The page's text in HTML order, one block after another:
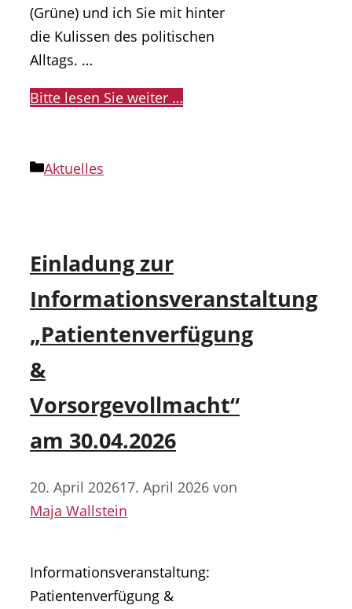
(Grüne) und ich Sie mit hinter
die Kulissen des politischen
Alltags. …
Bitte lesen Sie weiter …
Kategorien
Aktuelles
Einladung zur
Informationsveranstaltung
„Patientenverfügung
&
Vorsorgevollmacht“
am 30.04.2026
20. April 202617. April 2026 von
Maja Wallstein
Informationsveranstaltung:
Patientenverfügung &